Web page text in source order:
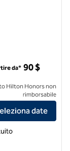
Hernando
da* 90 $
Hilton Honors non
rimborsabile
date